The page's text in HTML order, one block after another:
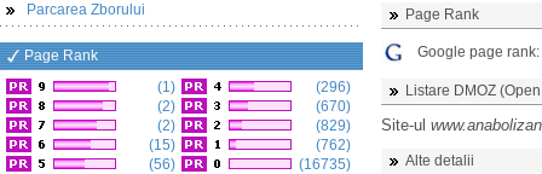
Parcarea Zborului
Page Rank
(1)
(2)
(2)
(15)
(56)
(296)
(670)
(829)
(762)
(16735)
Page Rank
Google page rank:
Listare DMOZ
Site-ul
Alte detalii